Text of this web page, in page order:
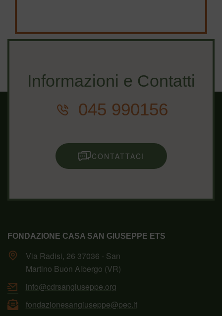
Informazioni e Contatti
045 990156
CONTATTACI
FONDAZIONE CASA SAN GIUSEPPE ETS
Via Radisi, 26 37036 - San
Martino Buon Albergo (VR)
info@cdrsangiuseppe.org
fondazionesangiuseppe@pec.it